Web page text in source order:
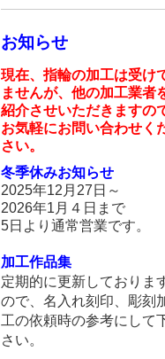
お知らせ
現在、指輪の加工は受け
ませんが、他の加工業者
紹介させいただきますの
お気軽にお問い合わせく
さい。
冬季休みお知らせ
2025年12月27日～
2026年1月４日まで
5日より通常営業です。
加工作品集
定期的に更新しておりま
ので、名入れ刻印、彫刻
工の依頼時の参考にして
さい。